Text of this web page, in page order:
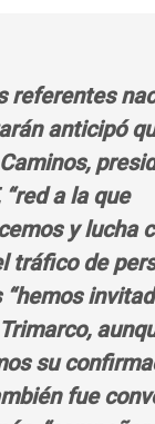
referentes
anticipó
“red a la que
y lucha
tráfico de
“hemos
su
fue